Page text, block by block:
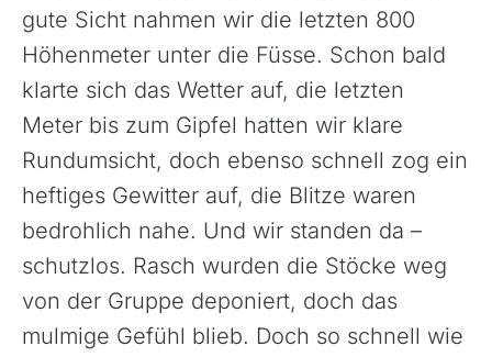
gute Sicht nahmen wir die letzten 800
Höhenmeter unter die Füsse. Schon bald
klarte sich das Wetter auf, die letzten
Meter bis zum Gipfel hatten wir klare
Rundumsicht, doch ebenso schnell zog ein
heftiges Gewitter auf, die Blitze waren
bedrohlich nahe. Und wir standen da –
schutzlos. Rasch wurden die Stöcke weg
von der Gruppe deponiert, doch das
mulmige Gefühl blieb. Doch so schnell wie